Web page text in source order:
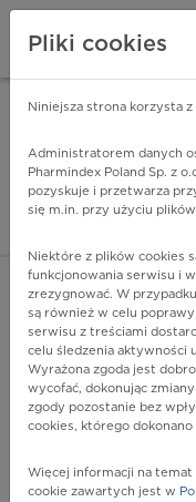
ZALOGUJ
Pliki cookies
Niniejsza strona korzysta
Administratorem danych
Pharmindex Poland Sp. z
pozyskuje i przetwarza
się m.in. przy użyciu
Niektóre z plików cookies
funkcjonowania serwisu i
zrezygnować. W
są również w celu
serwisu z treściami
celu śledzenia aktywności
Wyrażona zgoda jest
wycofać, dokonując
zgody pozostanie bez
cookies, którego
Więcej informacji na temat
cookie zawartych jest w
ZA DARMO